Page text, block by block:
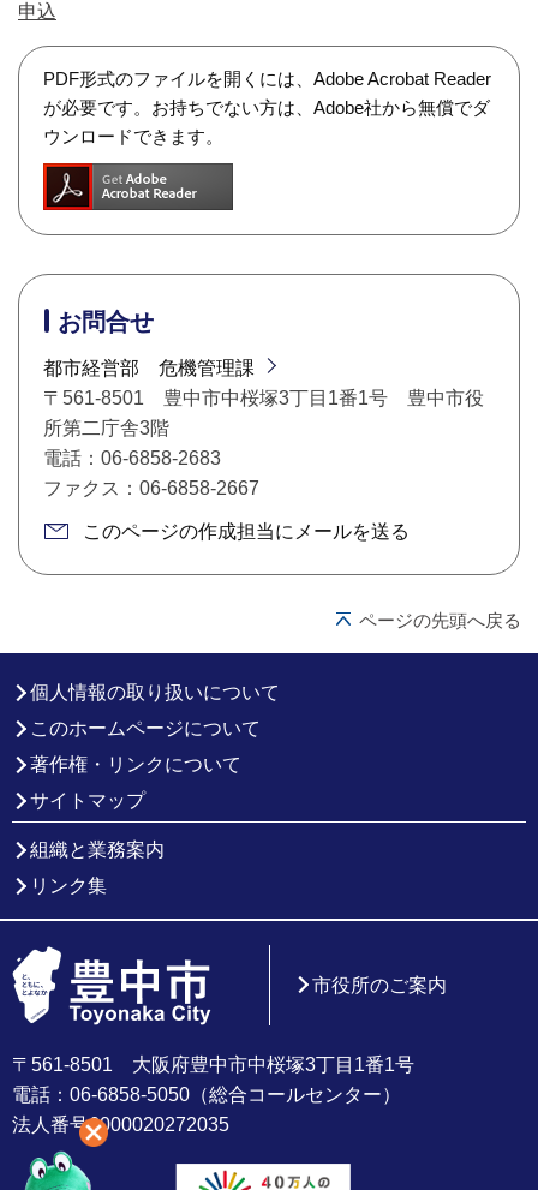
申込
PDF形式のファイルを開くには、Adobe Acrobat Reader
が必要です。お持ちでない方は、Adobe社から無償でダ
ウンロードできます。
お問合せ
都市経営部 危機管理課
〒561-8501 豊中市中桜塚3丁目1番1号 豊中市役
所第二庁舎3階
電話：06-6858-2683
ファクス：06-6858-2667
このページの作成担当にメールを送る
ページの先頭へ戻る
個人情報の取り扱いについて
このホームページについて
著作権・リンクについて
サイトマップ
組織と業務案内
リンク集
〒561-8501 大阪府豊中市中桜塚3丁目1番1号
電話：06-6858-5050（総合コールセンター）
法人番号6000020272035
市役所のご案内